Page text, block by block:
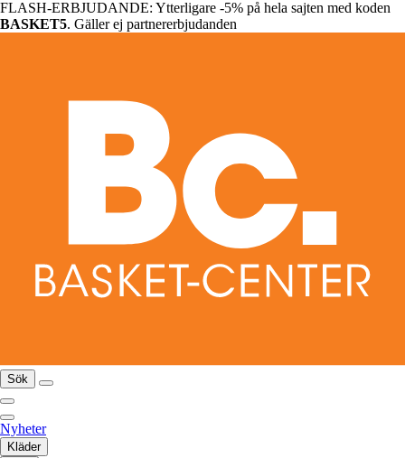
FLASH-ERBJUDANDE: Ytterligare -5% på hela sajten med koden
BASKET5. Gäller ej partnererbjudanden
Sök
Nyheter
Kläder